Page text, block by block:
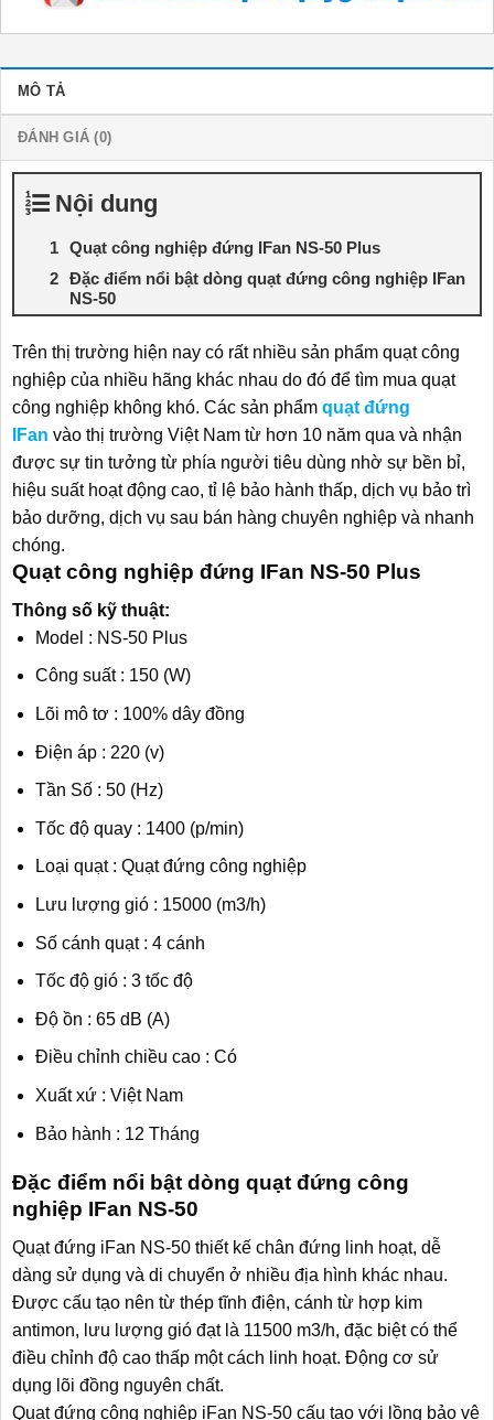
MÔ TẢ
ĐÁNH GIÁ (0)
Nội dung
Quạt công nghiệp đứng IFan NS-50 Plus
Đặc điểm nổi bật dòng quạt đứng công nghiệp IFan
NS-50
Trên thị trường hiện nay có rất nhiều sản phẩm quạt công
nghiệp của nhiều hãng khác nhau do đó để tìm mua quạt
công nghiệp không khó. Các sản phẩm quạt đứng
IFan vào thị trường Việt Nam từ hơn 10 năm qua và nhận
được sự tin tưởng từ phía người tiêu dùng nhờ sự bền bỉ,
hiệu suất hoạt động cao, tỉ lệ bảo hành thấp, dịch vụ bảo trì
bảo dưỡng, dịch vụ sau bán hàng chuyên nghiệp và nhanh
chóng.
Quạt công nghiệp đứng IFan NS-50 Plus
Thông số kỹ thuật:
Model : NS-50 Plus
Công suất : 150 (W)
Lõi mô tơ : 100% dây đồng
Điện áp : 220 (v)
Tần Số : 50 (Hz)
Tốc độ quay : 1400 (p/min)
Loại quạt : Quạt đứng công nghiệp
Lưu lượng gió : 15000 (m3/h)
Số cánh quạt : 4 cánh
Tốc độ gió : 3 tốc độ
Độ ồn : 65 dB (A)
Điều chỉnh chiều cao : Có
Xuất xứ : Việt Nam
Bảo hành : 12 Tháng
Đặc điểm nổi bật dòng quạt đứng công
nghiệp IFan NS-50
Quạt đứng iFan NS-50 thiết kế chân đứng linh hoạt, dễ
dàng sử dụng và di chuyển ở nhiều địa hình khác nhau.
Được cấu tạo nên từ thép tĩnh điện, cánh từ hợp kim
antimon, lưu lượng gió đạt là 11500 m3/h, đặc biệt có thể
điều chỉnh độ cao thấp một cách linh hoạt. Động cơ sử
dụng lõi đồng nguyên chất.
Quạt đứng công nghiệp iFan NS-50 cấu tạo với lồng bảo vệ